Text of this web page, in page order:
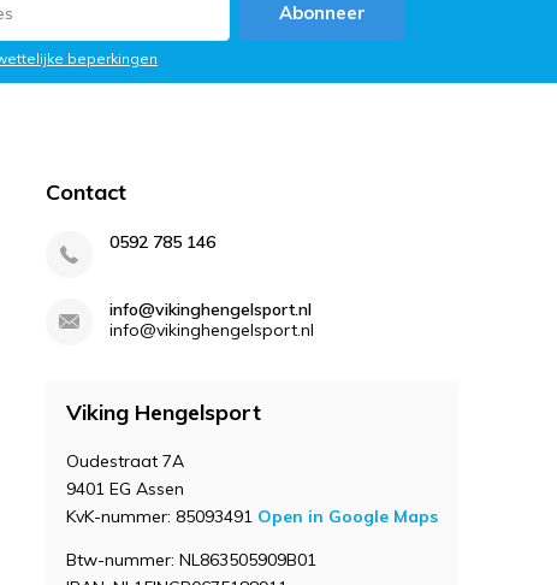
Abonneer
beperkingen
Contact
0592 785 146
info@vikinghengelsport.nl
info@vikinghengelsport.nl
Viking Hengelsport
Oudestraat 7A
9401 EG Assen
KvK-nummer: 85093491 Open in Google Maps
Btw-nummer: NL863505909B01